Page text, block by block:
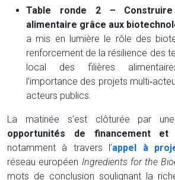
Table ronde 2 –
alimentaire grâce aux
a mis en lumière le rôle des
renforcement de la résilience des
local des filières
l’importance des projets
acteurs publics.
La matinée s’est clôturée par
opportunités de financement et
notamment à travers l’appel à
réseau européen Ingredients for the
mots de conclusion soulignant la